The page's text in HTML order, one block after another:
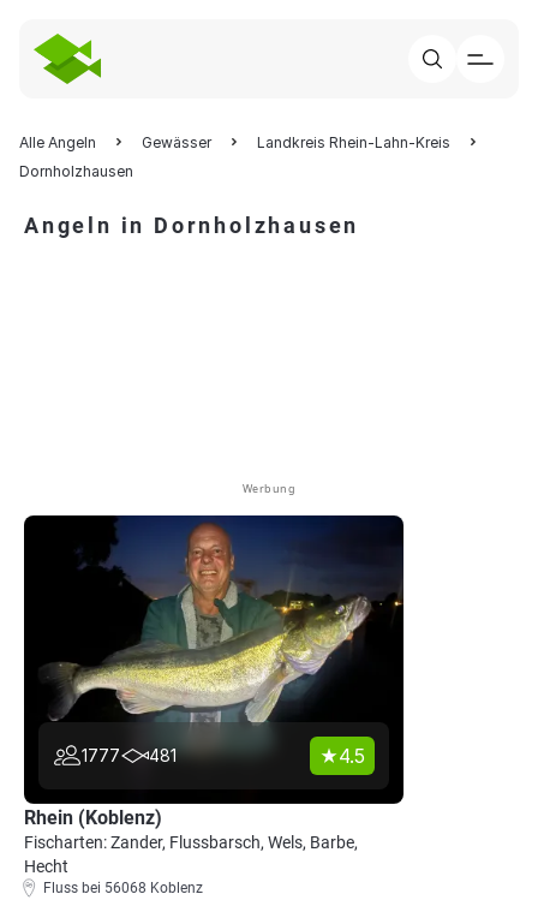
Alle Angeln Gewässer
Landkreis Rhein-Lahn-Kreis
Dornholzhausen
Angeln in Dornholzhausen
Werbung
1777 481 4.5
Rhein (Koblenz)
Fischarten: Zander, Flussbarsch, Wels, Barbe,
Hecht
Fluss bei 56068 Koblenz